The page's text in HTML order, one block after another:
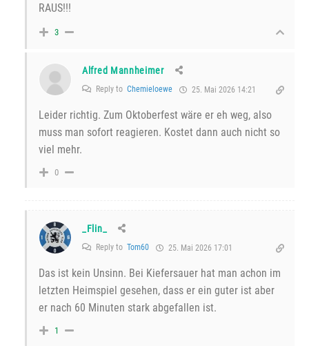
RAUS!!!
3
Alfred Mannheimer
Reply to Chemieloewe 25. Mai 2026 14:21
Leider richtig. Zum Oktoberfest wäre er eh weg, also
muss man sofort reagieren. Kostet dann auch nicht so
viel mehr.
0
_Flin_
Reply to Tom60 25. Mai 2026 17:01
Das ist kein Unsinn. Bei Kiefersauer hat man achon im
letzten Heimspiel gesehen, dass er ein guter ist aber
er nach 60 Minuten stark abgefallen ist.
1